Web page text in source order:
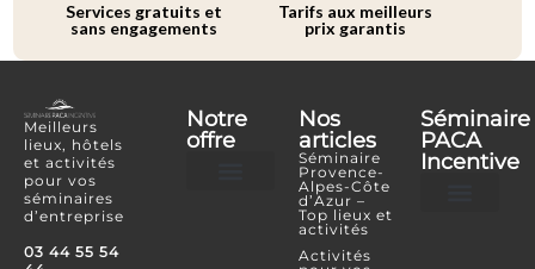
Services gratuits et
sans engagements
Tarifs aux meilleurs
prix garantis
Meilleurs
lieux, hôtels
et activités
pour vos
séminaires
d’entreprise
03 44 55 54
Notre
offre
Nos
articles
Séminaire
Provence-
Alpes-Côte
d’Azur –
Top lieux et
activités
Activités
Séminaire
PACA
Incentive